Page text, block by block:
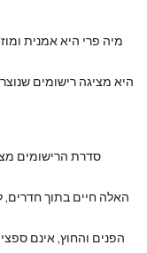
מיה פרי היא אמנית
היא מציגה רישומים
סדרת הרישומים
.הפנים והחוץ, אינם